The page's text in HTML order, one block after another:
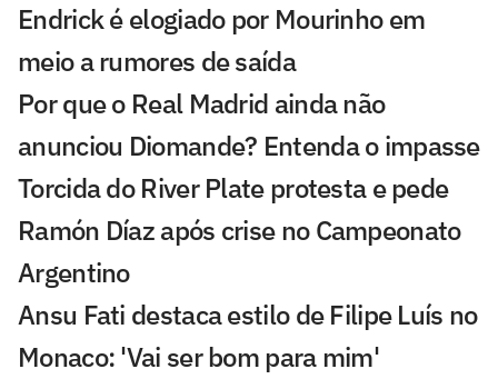
Endrick é elogiado por Mourinho em
meio a rumores de saída
Por que o Real Madrid ainda não
anunciou Diomande? Entenda o impasse
Torcida do River Plate protesta e pede
Ramón Díaz após crise no Campeonato
Argentino
Ansu Fati destaca estilo de Filipe Luís no
Monaco: 'Vai ser bom para mim'